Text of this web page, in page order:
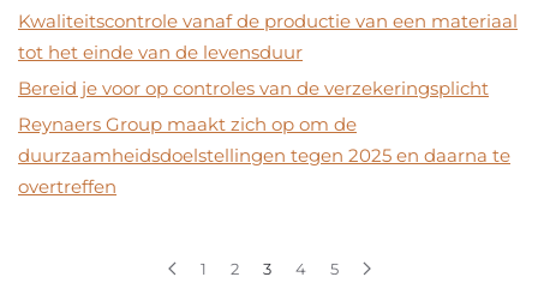
Kwaliteitscontrole vanaf de productie van een materiaal
tot het einde van de levensduur
Bereid je voor op controles van de verzekeringsplicht
Reynaers Group maakt zich op om de
duurzaamheidsdoelstellingen tegen 2025 en daarna te
overtreffen
1 2 3 4 5